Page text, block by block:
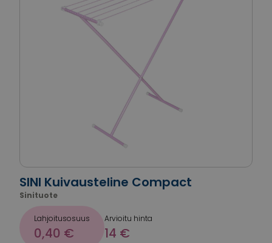
SINI Kuivausteline Compact
Sinituote
Lahjoitusosuus
0,40 €
Arvioitu hinta
14 €